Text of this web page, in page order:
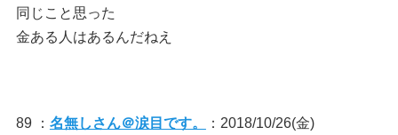
同じこと思った
金ある人はあるんだねえ
89 ： 名無しさん＠涙目です。
：2018/10/26(金)